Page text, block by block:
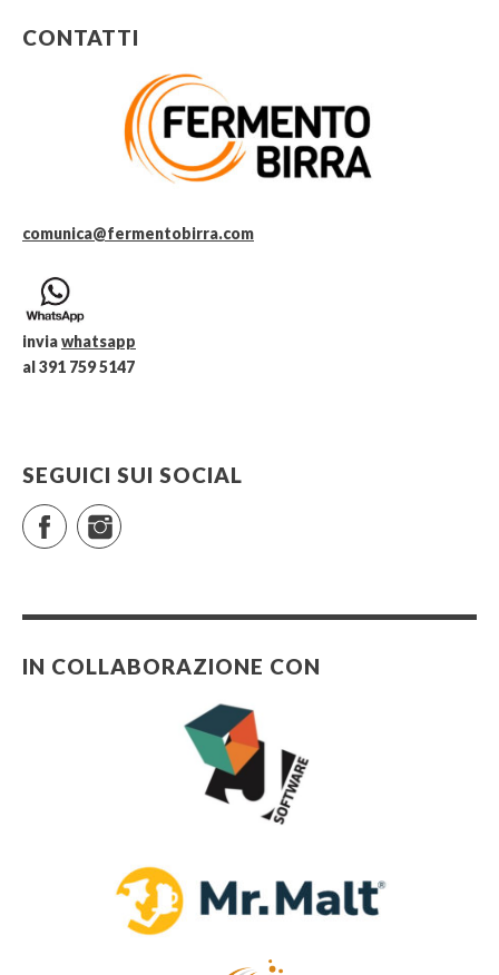
CONTATTI
comunica@fermentobirra.com
inviawhatsapp
al 391 759 5147
SEGUICI SUI SOCIAL
FacebookInstagram
IN COLLABORAZIONE CON